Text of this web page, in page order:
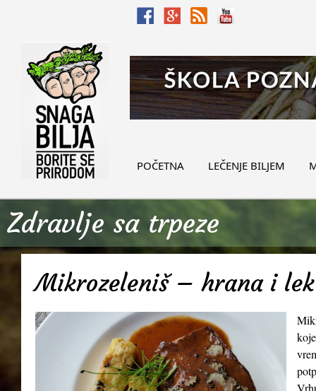
POČETNA LEČENJE BILJEM
Zdravlje sa trpeze
Mikrozeleniš – hrana i lek